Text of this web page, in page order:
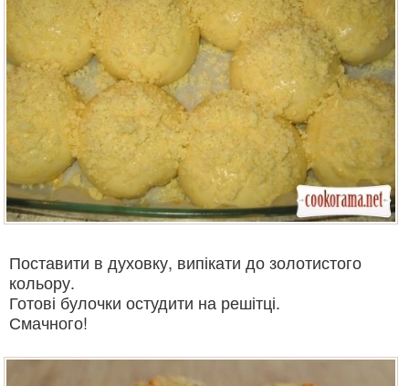
Поставити в духовку, випікати до золотистого
кольору.
Готові булочки остудити на решітці.
Смачного!